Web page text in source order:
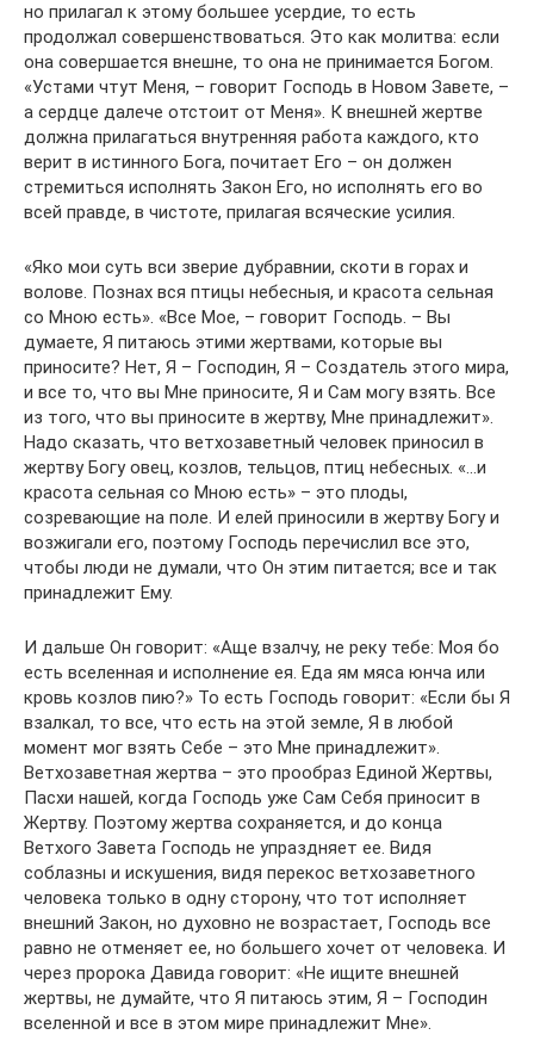
но прилагал к этому большее усердие, то есть
продолжал совершенствоваться. Это как молитва: если
она совершается внешне, то она не принимается Богом.
«Устами чтут Меня, – говорит Господь в Новом Завете, –
а сердце далече отстоит от Меня». К внешней жертве
должна прилагаться внутренняя работа каждого, кто
верит в истинного Бога, почитает Его – он должен
стремиться исполнять Закон Его, но исполнять его во
всей правде, в чистоте, прилагая всяческие усилия.
«Яко мои суть вси зверие дубравнии, скоти в горах и
волове. Познах вся птицы небесныя, и красота сельная
со Мною есть». «Все Мое, – говорит Господь. – Вы
думаете, Я питаюсь этими жертвами, которые вы
приносите? Нет, Я – Господин, Я – Создатель этого мира,
и все то, что вы Мне приносите, Я и Сам могу взять. Все
из того, что вы приносите в жертву, Мне принадлежит».
Надо сказать, что ветхозаветный человек приносил в
жертву Богу овец, козлов, тельцов, птиц небесных. «…и
красота сельная со Мною есть» – это плоды,
созревающие на поле. И елей приносили в жертву Богу и
возжигали его, поэтому Господь перечислил все это,
чтобы люди не думали, что Он этим питается; все и так
принадлежит Ему.
И дальше Он говорит: «Аще взалчу, не реку тебе: Моя бо
есть вселенная и исполнение ея. Еда ям мяса юнча или
кровь козлов пию?» То есть Господь говорит: «Если бы Я
взалкал, то все, что есть на этой земле, Я в любой
момент мог взять Себе – это Мне принадлежит».
Ветхозаветная жертва – это прообраз Единой Жертвы,
Пасхи нашей, когда Господь уже Сам Себя приносит в
Жертву. Поэтому жертва сохраняется, и до конца
Ветхого Завета Господь не упраздняет ее. Видя
соблазны и искушения, видя перекос ветхозаветного
человека только в одну сторону, что тот исполняет
внешний Закон, но духовно не возрастает, Господь все
равно не отменяет ее, но большего хочет от человека. И
через пророка Давида говорит: «Не ищите внешней
жертвы, не думайте, что Я питаюсь этим, Я – Господин
вселенной и все в этом мире принадлежит Мне».